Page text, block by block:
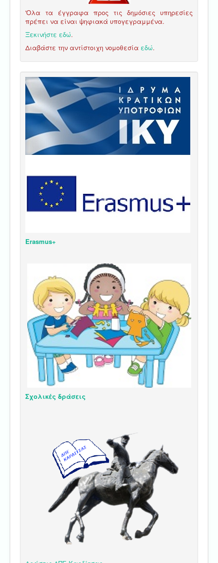
'Ολα τα έγγραφα προς τις δημόσιες υπηρεσίες
πρέπει να είναι ψηφιακά υπογεγραμμένα.
Ξεκινήστε εδώ.
Διαβάστε την αντίστοιχη νομοθεσία εδώ.
Erasmus+
Σχολικές δράσεις